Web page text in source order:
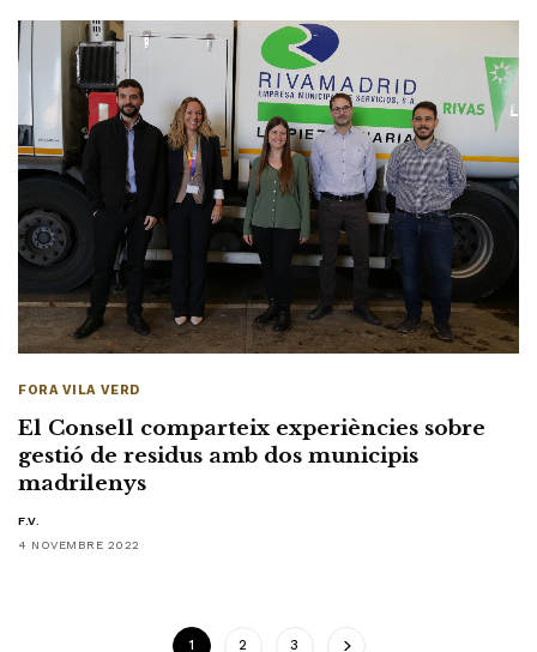
FORA VILA VERD
El Consell comparteix experiències sobre
gestió de residus amb dos municipis
madrilenys
F.V.
4 NOVEMBRE 2022
1 2 3